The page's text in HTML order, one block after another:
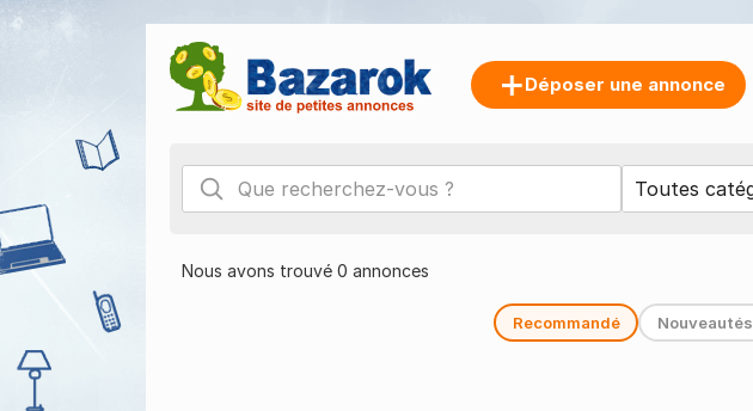
Déposer une annonce
Nous avons trouvé 0 annonces
Recommandé Nouveautés